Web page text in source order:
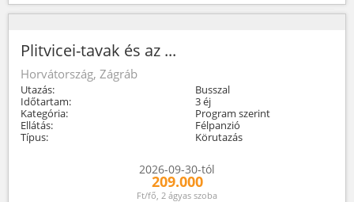
Plitvicei-tavak és az ...
Horvátország, Zágráb
Utazás:
Busszal
Időtartam:
3 éj
Kategória:
Program szerint
Ellátás:
Félpanzió
Típus:
Körutazás
2026-09-30-tól
209.000
Ft/fő, 2 ágyas szoba